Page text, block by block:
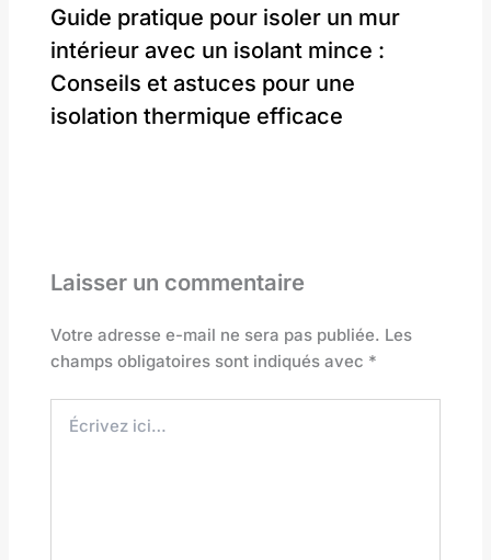
Guide pratique pour isoler un mur
intérieur avec un isolant mince :
Conseils et astuces pour une
isolation thermique efficace
Laisser un commentaire
Votre adresse e-mail ne sera pas publiée. Les
champs obligatoires sont indiqués avec *
ici…